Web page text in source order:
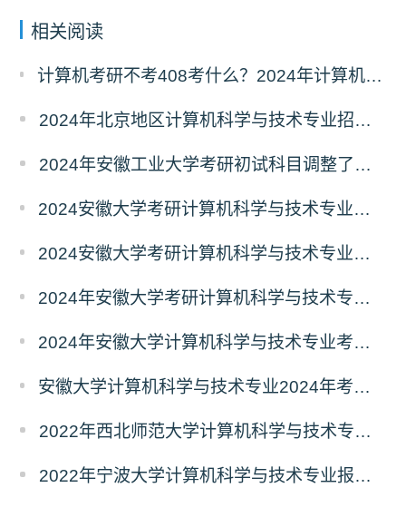
相关阅读
计算机考研不考408考什么？2024年计算机科学与技术专业自命题考试科目汇总
2024年北京地区计算机科学与技术专业招生人数汇总
2024年安徽工业大学考研初试科目调整了吗？
2024安徽大学考研计算机科学与技术专业初试科目调整了吗
2024安徽大学考研计算机科学与技术专业初试科目调整了吗？
2024年安徽大学考研计算机科学与技术专业初试科目调整了吗？
2024年安徽大学计算机科学与技术专业考研初试科目调整了吗？
安徽大学计算机科学与技术专业2024年考研初试科目调整了吗？
2022年西北师范大学计算机科学与技术专业报录比
2022年宁波大学计算机科学与技术专业报录比